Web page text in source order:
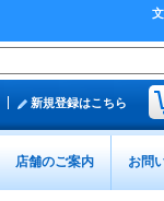
新規登録はこちら
店舗のご案内 お問